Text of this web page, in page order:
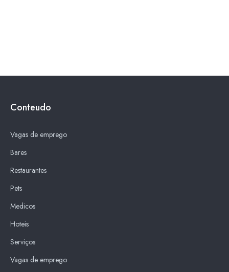
Conteudo
Vagas de emprego
Bares
Restaurantes
Pets
Medicos
Hoteis
Serviços
Vagas de emprego